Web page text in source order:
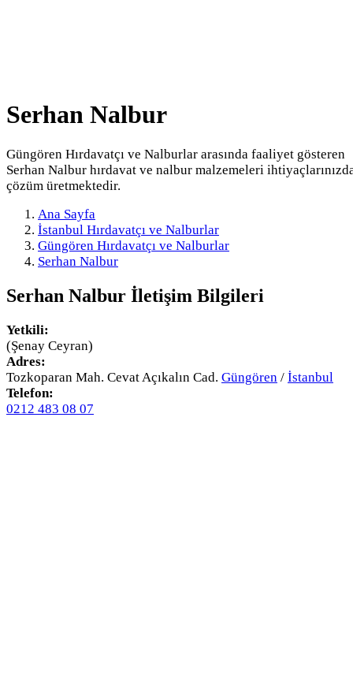
Serhan Nalbur
Güngören Hırdavatçı ve Nalburlar arasında faaliyet gösteren
Serhan Nalbur hırdavat ve nalbur malzemeleri
çözüm üretmektedir.
Ana Sayfa
İstanbul Hırdavatçı ve Nalburlar
Güngören Hırdavatçı ve Nalburlar
Serhan Nalbur
Serhan Nalbur İletişim Bilgileri
Yetkili:
(Şenay Ceyran)
Adres:
Tozkoparan Mah. Cevat Açıkalın Cad. Güngören / İstanbul
Telefon:
0212 483 08 07